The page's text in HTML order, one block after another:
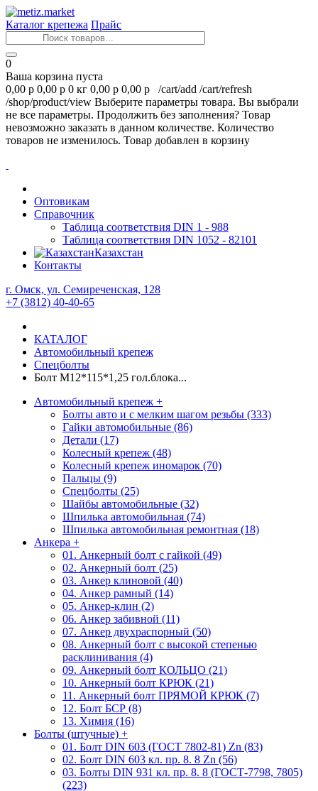
Каталог крепежа Прайс
0
Ваша корзина пуста
0,00 р 0,00 р 0 кг 0,00 р 0,00 р /cart/add /cart/refresh
/shop/product/view Выберите параметры товара. Вы выбрали
не все параметры. Продолжить без заполнения? Товар
невозможно заказать в данном количестве. Количество
товаров не изменилось. Товар добавлен в корзину
Оптовикам
Справочник
Таблица соответствия DIN 1 - 988
Таблица соответствия DIN 1052 - 82101
Казахстан
Контакты
г. Омск, ул. Семиреченская, 128
+7 (3812) 40-40-65
КАТАЛОГ
Автомобильный крепеж
Спецболты
Болт М12*115*1,25 гол.блока...
Автомобильный крепеж +
Болты авто и с мелким шагом резьбы (333)
Гайки автомобильные (86)
Детали (17)
Колесный крепеж (48)
Колесный крепеж иномарок (70)
Пальцы (9)
Спецболты (25)
Шайбы автомобильные (32)
Шпилька автомобильная (74)
Шпилька автомобильная ремонтная (18)
Анкера +
01. Анкерный болт с гайкой (49)
02. Анкерный болт (25)
03. Анкер клиновой (40)
04. Анкер рамный (14)
05. Анкер-клин (2)
06. Анкер забивной (11)
07. Анкер двухраспорный (50)
08. Анкерный болт с высокой степенью
расклинивания (4)
09. Анкерный болт КОЛЬЦО (21)
10. Анкерный болт КРЮК (21)
11. Анкерный болт ПРЯМОЙ КРЮК (7)
12. Болт БСР (8)
13. Химия (16)
Болты (штучные) +
01. Болт DIN 603 (ГОСТ 7802-81) Zn (83)
02. Болт DIN 603 кл. пр. 8. 8 Zn (56)
03. Болты DIN 931 кл. пр. 8. 8 (ГОСТ-7798, 7805)
(223)